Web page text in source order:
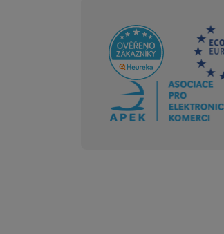
Sdružení